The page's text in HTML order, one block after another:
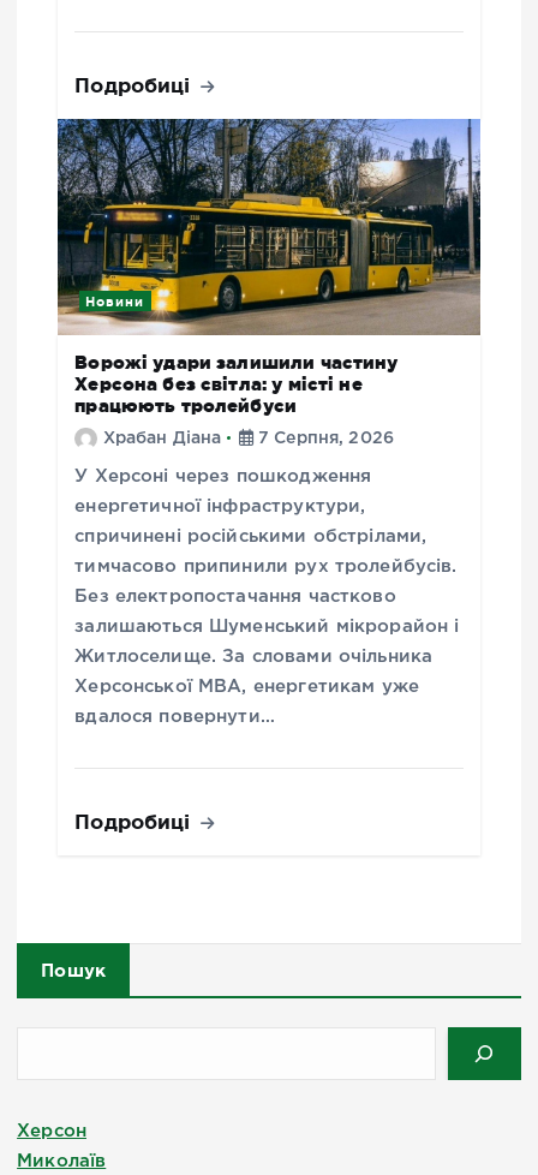
Подробиці
Новини
Ворожі удари залишили частину
Херсона без світла: у місті не
працюють тролейбуси
Храбан Діана 7 Серпня, 2026
У Херсоні через пошкодження
енергетичної інфраструктури,
спричинені російськими обстрілами,
тимчасово припинили рух тролейбусів.
Без електропостачання частково
залишаються Шуменський мікрорайон і
Житлоселище. За словами очільника
Херсонської МВА, енергетикам уже
вдалося повернути…
Подробиці
Пошук
Херсон
Миколаїв